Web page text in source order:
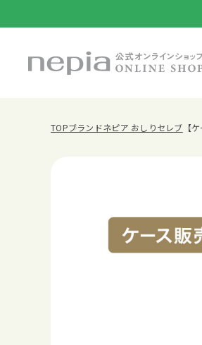
TOPブランドネピア おしりセレブ 【